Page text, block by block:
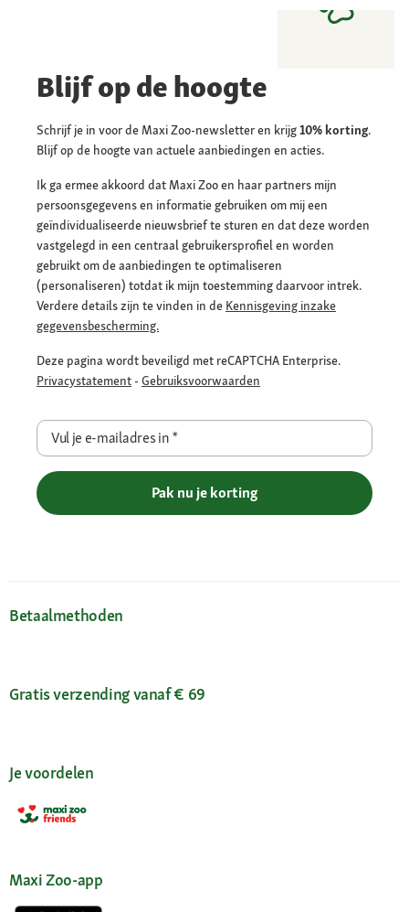
Blijf op de hoogte
Schrijf je in voor de Maxi Zoo-newsletter en krijg10% korting.
Blijf op de hoogte van actuele aanbiedingen en acties.
Ik ga ermee akkoord dat Maxi Zoo en haar partners mijn
persoonsgegevens en informatie gebruiken om mij een
geïndividualiseerde nieuwsbrief te sturen en dat deze worden
vastgelegd in een centraal gebruikersprofiel en worden
gebruikt om de aanbiedingen te optimaliseren
(personaliseren) totdat ik mijn toestemming daarvoor intrek.
Verdere details zijn te vinden in de Kennisgeving inzake
gegevensbescherming.
Deze pagina wordt beveiligd met reCAPTCHA Enterprise.
Privacystatement - Gebruiksvoorwaarden
Vul je e-mailadres in*
Pak nu je korting
Betaalmethoden
Gratis verzending vanaf € 69
Je voordelen
Maxi Zoo-app